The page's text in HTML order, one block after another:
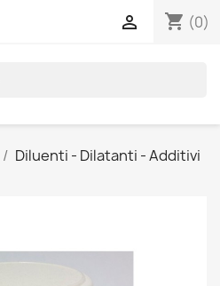
shopping_cart (0)

Diluenti - Dilatanti - Additivi